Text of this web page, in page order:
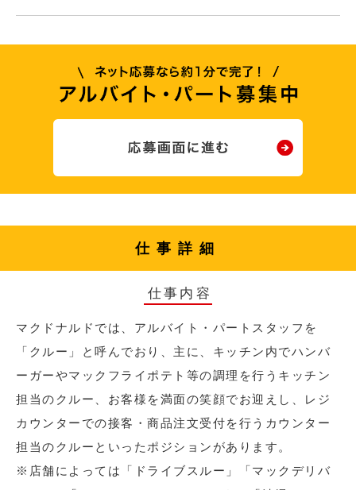
仕事詳細
仕事内容
マクドナルドでは、アルバイト・パートスタッフを
「クルー」と呼んでおり、主に、キッチン内でハンバ
ーガーやマックフライポテト等の調理を行うキッチン
担当のクルー、お客様を満面の笑顔でお迎えし、レジ
カウンターでの接客・商品注文受付を行うカウンター
担当のクルーといったポジションがあります。
※店舗によっては「ドライブスルー」「マックデリバ